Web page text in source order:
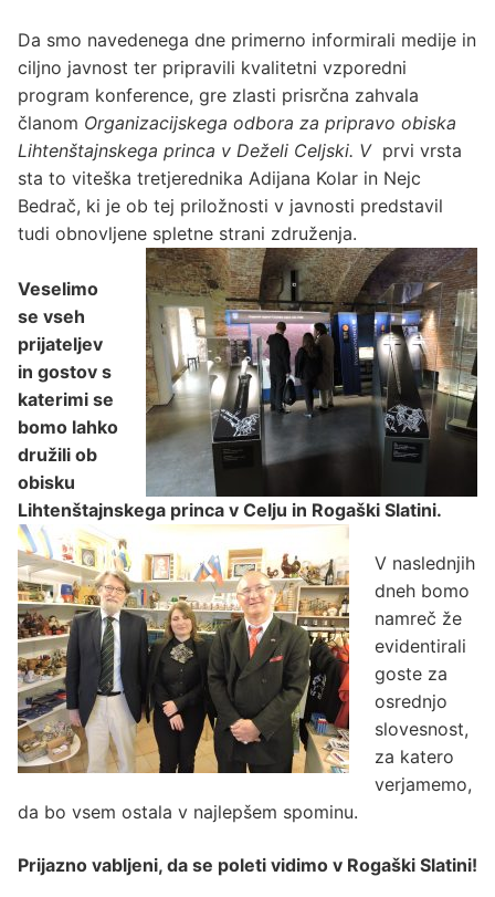
Da smo navedenega dne primerno informirali medije in
ciljno javnost ter pripravili kvalitetni vzporedni
program konference, gre zlasti prisrčna zahvala
članom Organizacijskega odbora za pripravo obiska
Lihtenštajnskega princa v Deželi Celjski. Vprvi vrsta
sta to viteška tretjerednika Adijana Kolar in Nejc
Bedrač, ki je ob tej priložnosti v javnosti predstavil
tudi obnovljene spletne strani združenja.
Veselimo
se vseh
prijateljev
in gostov s
katerimi se
bomo lahko
družili ob
obisku
Lihtenštajnskega princa v Celju in Rogaški Slatini.
V naslednjih
dneh bomo
namreč že
evidentirali
goste za
osrednjo
slovesnost,
za katero
verjamemo,
da bo vsem ostala v najlepšem spominu.
Prijazno vabljeni, da se poleti vidimo v Rogaški Slatini!